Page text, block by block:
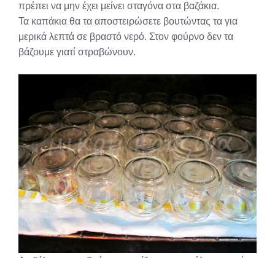
πρέπει να μην έχει μείνει σταγόνα στα βαζάκια.
Τα καπάκια θα τα αποστειρώσετε βουτώντας τα για
μερικά λεπτά σε βραστό νερό. Στον φούρνο δεν τα
βάζουμε γιατί στραβώνουν.